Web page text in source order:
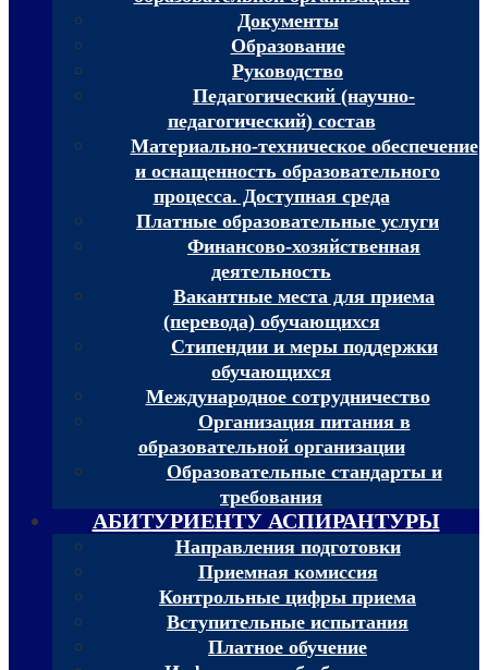
Документы
Образование
Руководство
Педагогический (научно-
педагогический) состав
Материально-техническое обеспечение
и оснащенность образовательного
процесса. Доступная среда
Платные образовательные услуги
Финансово-хозяйственная
деятельность
Вакантные места для приема
(перевода) обучающихся
Стипендии и меры поддержки
обучающихся
Международное сотрудничество
Организация питания в
образовательной организации
Образовательные стандарты и
требования
АБИТУРИЕНТУ АСПИРАНТУРЫ
Направления подготовки
Приемная комиссия
Контрольные цифры приема
Вступительные испытания
Платное обучение